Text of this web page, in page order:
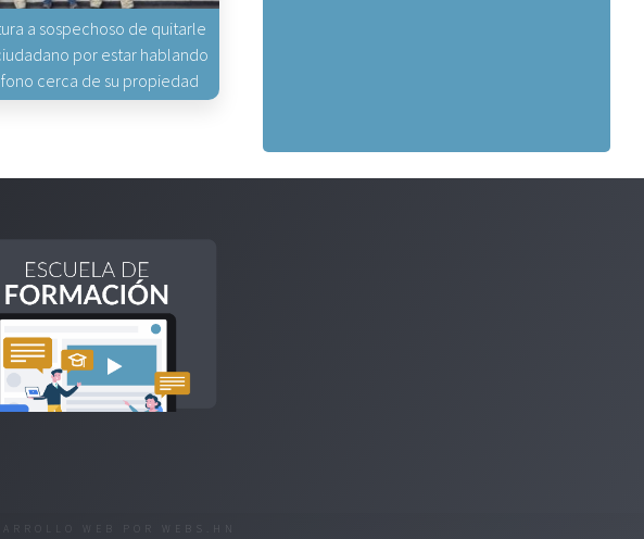
a sospechoso de quitarle
por estar hablando
cerca de su propiedad
WEB POR WEBS.HN